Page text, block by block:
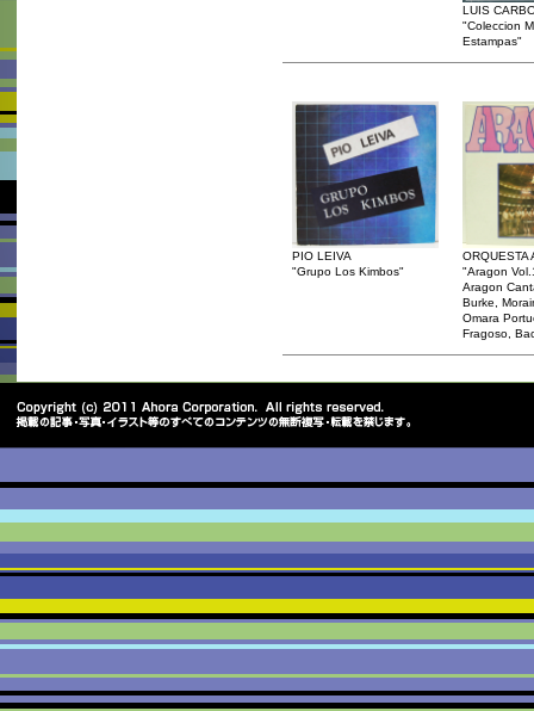
LUIS
"Coleccion
Estampas"
PIO LEIVA
"Grupo Los Kimbos"
ORQUESTA
"Aragon
Aragon
Burke,
Omara
Fragoso,